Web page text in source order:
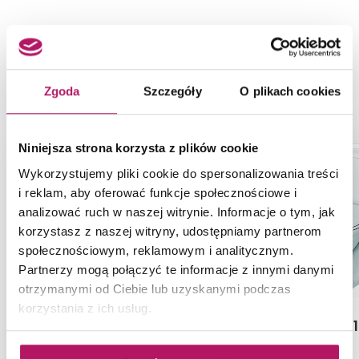
Zgoda Szczegóły O plikach cookies
Niniejsza strona korzysta z plików cookie
Wykorzystujemy pliki cookie do spersonalizowania treści
i reklam, aby oferować funkcje społecznościowe i
analizować ruch w naszej witrynie. Informacje o tym, jak
korzystasz z naszej witryny, udostępniamy partnerom
społecznościowym, reklamowym i analitycznym.
Partnerzy mogą połączyć te informacje z innymi danymi
otrzymanymi od Ciebie lub uzyskanymi podczas
korzystania z ich usług.
NASZE PROPOZYCJE ZAMIAST
PRODUKTU KOŁO NOVA PRO
M34011000
Roca Carmen
A3410A1000
Koło Idol